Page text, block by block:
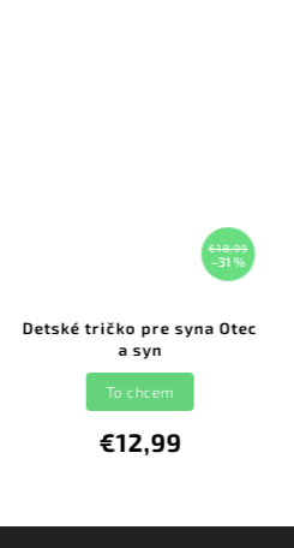
€18,99
–31 %
Detské tričko pre syna Otec
a syn
€12,99
To chcem